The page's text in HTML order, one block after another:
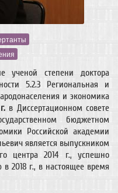
ученой степени доктора
5.2.3 Региональная и
и экономика
в Диссертационном совете
бюджетном
Российской академии
является выпускником
центра 2014 г., успешно
2018 г., в настоящее время